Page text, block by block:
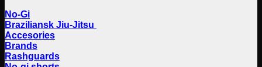
No-Gi
Braziliansk Jiu-Jitsu
Accesories
Brands
Rashguards